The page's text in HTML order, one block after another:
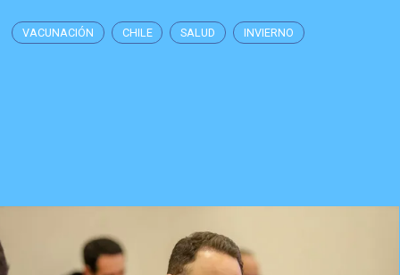
VACUNACIÓN CHILE SALUD INVIERNO